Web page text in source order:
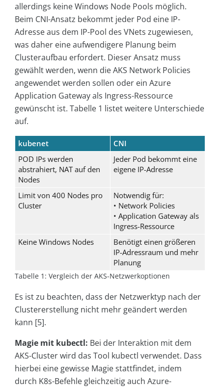
allerdings keine Windows Node Pools möglich.
Beim CNI-Ansatz bekommt jeder Pod eine IP-
Adresse aus dem IP-Pool des VNets zugewiesen,
was daher eine aufwendigere Planung beim
Clusteraufbau erfordert. Dieser Ansatz muss
gewählt werden, wenn die AKS Network Policies
angewendet werden sollen oder ein Azure
Application Gateway als Ingress-Ressource
gewünscht ist. Tabelle 1 listet weitere Unterschiede
auf.
kubenet
CNI
POD IPs werden
abstrahiert, NAT auf den
Nodes
Jeder Pod bekommt eine
eigene IP-Adresse
Limit von 400 Nodes pro
Cluster
Notwendig für:
• Network Policies
• Application Gateway als
Ingress-Ressource
Keine Windows Nodes
Benötigt einen größeren
IP-Adressraum und mehr
Planung
Tabelle 1: Vergleich der AKS-Netzwerkoptionen
Es ist zu beachten, dass der Netzwerktyp nach der
Clustererstellung nicht mehr geändert werden
kann [5].
Magie mit kubectl: Bei der Interaktion mit dem
AKS-Cluster wird das Tool kubectl verwendet. Dass
hierbei eine gewisse Magie stattfindet, indem
durch K8s-Befehle gleichzeitig auch Azure-